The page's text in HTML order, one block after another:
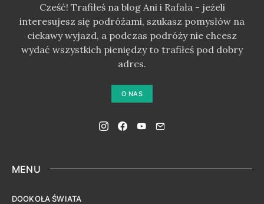
Cześć! Trafiłeś na blog Ani i Rafała - jeżeli
interesujesz się podróżami, szukasz pomysłów na
ciekawy wyjazd, a podczas podróży nie chcesz
wydać wszystkich pieniędzy to trafiłeś pod dobry
adres.
O NAS
MENU
DOOKOŁA ŚWIATA